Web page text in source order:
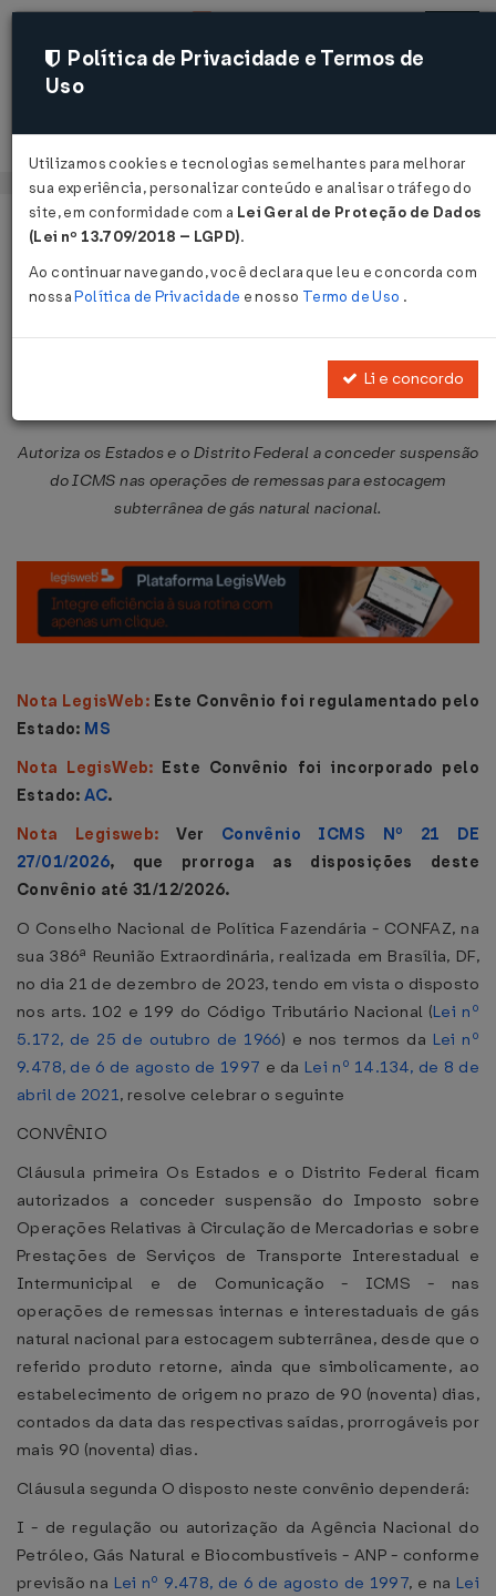
Acessar
Página Inicial Legislações
Convênio ICMS Nº 219 DE
Autoriza os Estados e o Distrito Federal a conceder suspensão
do ICMS nas operações de remessas para estocagem
subterrânea de gás natural nacional.
Nota LegisWeb: Este Convênio foi regulamentado pelo
Estado: MS
Nota LegisWeb: Este Convênio foi incorporado pelo
Estado:AC.
Nota Legisweb:Ver Convênio ICMS Nº 21 DE
27/01/2026, que prorroga as disposições deste
Convênio até 31/12/2026.
O Conselho Nacional de Política Fazendária - CONFAZ, na
sua 386ª Reunião Extraordinária, realizada em Brasília, DF,
no dia 21 de dezembro de 2023, tendo em vista o disposto
nos arts. 102 e 199 do Código Tributário Nacional (Lei nº
5.172, de 25 de outubro de 1966) e nos termos da Lei nº
9.478, de 6 de agosto de 1997 e da Lei nº 14.134, de 8 de
abril de 2021, resolve celebrar o seguinte
CONVÊNIO
Cláusula primeira Os Estados e o Distrito Federal ficam
autorizados a conceder suspensão do Imposto sobre
Operações Relativas à Circulação de Mercadorias e sobre
Prestações de Serviços de Transporte Interestadual e
Intermunicipal e de Comunicação - ICMS - nas
operações de remessas internas e interestaduais de gás
natural nacional para estocagem subterrânea, desde que o
referido produto retorne, ainda que simbolicamente, ao
estabelecimento de origem no prazo de 90 (noventa) dias,
contados da data das respectivas saídas, prorrogáveis por
mais 90 (noventa) dias.
Cláusula segunda O disposto neste convênio dependerá:
I - de regulação ou autorização da Agência Nacional do
Petróleo, Gás Natural e Biocombustíveis - ANP - conforme
previsão na Lei nº 9.478, de 6 de agosto de 1997, e na Lei
Política de Privacidade e Termos de
Uso
Utilizamos cookies e tecnologias semelhantes para melhorar
sua experiência, personalizar conteúdo e analisar o tráfego do
site, em conformidade com a Lei Geral de Proteção de Dados
(Lei nº 13.709/2018 – LGPD).
Ao continuar navegando, você declara que leu e concorda com
nossaPolítica de Privacidade e nosso Termo de Uso .
Li e concordo